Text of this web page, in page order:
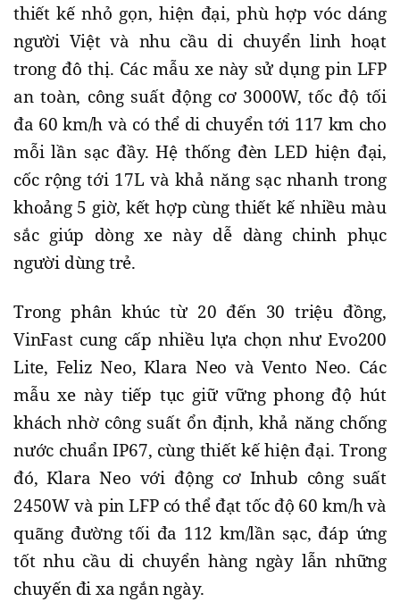
thiết kế nhỏ gọn, hiện đại, phù hợp vóc dáng
người Việt và nhu cầu di chuyển linh hoạt
trong đô thị. Các mẫu xe này sử dụng pin LFP
an toàn, công suất động cơ 3000W, tốc độ tối
đa 60 km/h và có thể di chuyển tới 117 km cho
mỗi lần sạc đầy. Hệ thống đèn LED hiện đại,
cốc rộng tới 17L và khả năng sạc nhanh trong
khoảng 5 giờ, kết hợp cùng thiết kế nhiều màu
sắc giúp dòng xe này dễ dàng chinh phục
người dùng trẻ.
Trong phân khúc từ 20 đến 30 triệu đồng,
VinFast cung cấp nhiều lựa chọn như Evo200
Lite, Feliz Neo, Klara Neo và Vento Neo. Các
mẫu xe này tiếp tục giữ vững phong độ hút
khách nhờ công suất ổn định, khả năng chống
nước chuẩn IP67, cùng thiết kế hiện đại. Trong
đó, Klara Neo với động cơ Inhub công suất
2450W và pin LFP có thể đạt tốc độ 60 km/h và
quãng đường tối đa 112 km/lần sạc, đáp ứng
tốt nhu cầu di chuyển hàng ngày lẫn những
chuyến đi xa ngắn ngày.